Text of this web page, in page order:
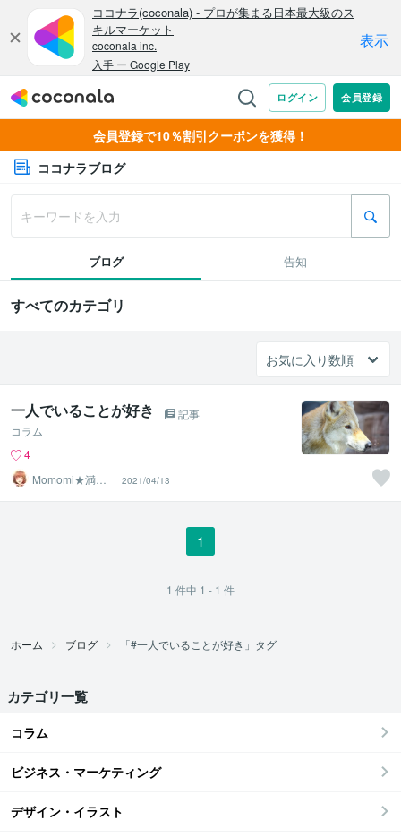
会員登録で10％割引クーポンを獲得！
ココナラブログ
ブログ 告知
すべてのカテゴリ
一人でいることが好き
記事
コラム
4
Momomi★満月
のように照らし
ます★
2021/04/13
1
1 件中 1 - 1 件
ホーム ブログ 「#一人でいることが好き」タグ
カテゴリ一覧
コラム
ビジネス・マーケティング
デザイン・イラスト